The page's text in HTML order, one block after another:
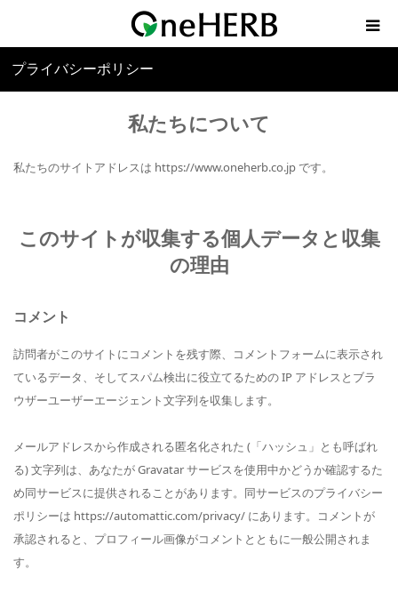
プライバシーポリシー
私たちについて
私たちのサイトアドレスは https://www.oneherb.co.jp です。
このサイトが収集する個人データと収集
の理由
コメント
訪問者がこのサイトにコメントを残す際、コメントフォームに表示され
ているデータ、そしてスパム検出に役立てるための IP アドレスとブラ
ウザーユーザーエージェント文字列を収集します。
メールアドレスから作成される匿名化された (「ハッシュ」とも呼ばれ
る) 文字列は、あなたが Gravatar サービスを使用中かどうか確認するた
め同サービスに提供されることがあります。同サービスのプライバシー
ポリシーは https://automattic.com/privacy/ にあります。コメントが
承認されると、プロフィール画像がコメントとともに一般公開されま
す。
HOME
About OneHERB
xherb
Blog